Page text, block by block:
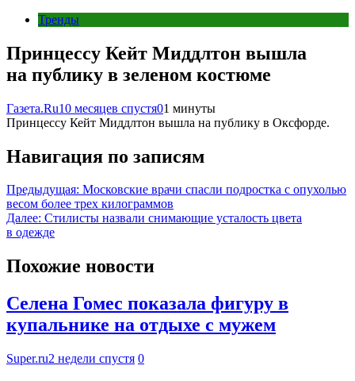
Тренды
Принцессу Кейт Миддлтон вышла
на публику в зеленом костюме
Газета.Ru10 месяцев спустя01 минуты
Принцессу Кейт Миддлтон вышла на публику в Оксфорде.
Навигация по записям
Предыдущая: Московские врачи спасли подростка с опухолью
весом более трех килограммов
Далее: Стилисты назвали снимающие усталость цвета
в одежде
Похожие новости
Селена Гомес показала фигуру в
купальнике на отдыхе с мужем
Super.ru2 недели спустя 0